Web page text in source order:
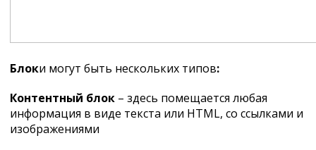
Блоки могут быть нескольких типов:
Контентный блок – здесь помещается любая
информация в виде текста или HTML, со ссылками и
изображениями